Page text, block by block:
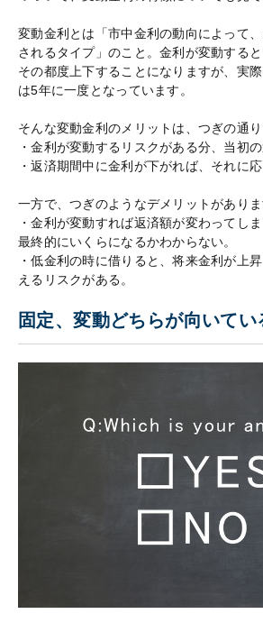
変動金利とは「市中金利の動向によって
されるタイプ」のこと。金利が変動する
その都度上下することになりますが、実
は5年に一度となっています。
そんな変動金利のメリットは、つぎの通り
・金利が変動するリスクがある分、当初
・返済期間中に金利が下がれば、それに
一方で、つぎのようなデメリットがありま
・金利が変動すれば返済額が変わってし
最終的にいくらになるかわからない。
・低金利の時に借りると、将来金利が上
えるリスクがある。
固定、変動どちらが向いてい